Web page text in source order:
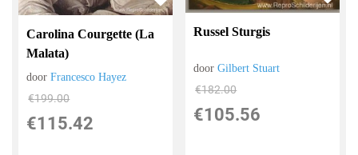
Carolina Courgette (La
Malata)
doorFrancesco Hayez
€199.00
€115.42
Russel Sturgis
doorGilbert Stuart
€182.00
€105.56